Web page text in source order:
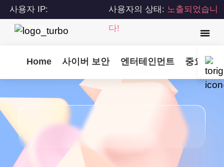
사용자 IP:
216.73.216.44
사용자의 상태: 노출되었습니
다!
Home 사이버 보안 엔터테인먼트 중요 업